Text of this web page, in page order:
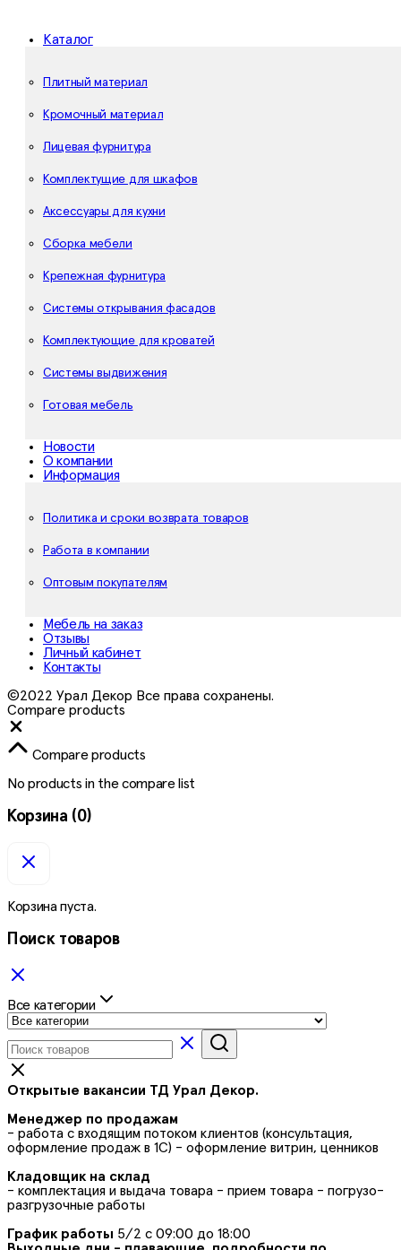
Каталог
Плитный материал
Кромочный материал
Лицевая фурнитура
Комплектущие для шкафов
Аксессуары для кухни
Сборка мебели
Крепежная фурнитура
Системы открывания фасадов
Комплектующие для кроватей
Системы выдвижения
Готовая мебель
Новости
О компании
Информация
Политика и сроки возврата товаров
Работа в компании
Оптовым покупателям
Мебель на заказ
Отзывы
Личный кабинет
Контакты
©2022 Урал Декор Все права сохранены.
Compare products
Compare products
No products in the compare list
Корзина (0)
Корзина пуста.
Поиск товаров
Все категории
Открытые вакансии ТД Урал Декор.
Менеджер по продажам
- работа с входящим потоком клиентов (консультация,
оформление продаж в 1С) - оформление витрин, ценников
Кладовщик на склад
- комплектация и выдача товара - прием товара - погрузо-
разгрузочные работы
График работы 5/2 с 09:00 до 18:00